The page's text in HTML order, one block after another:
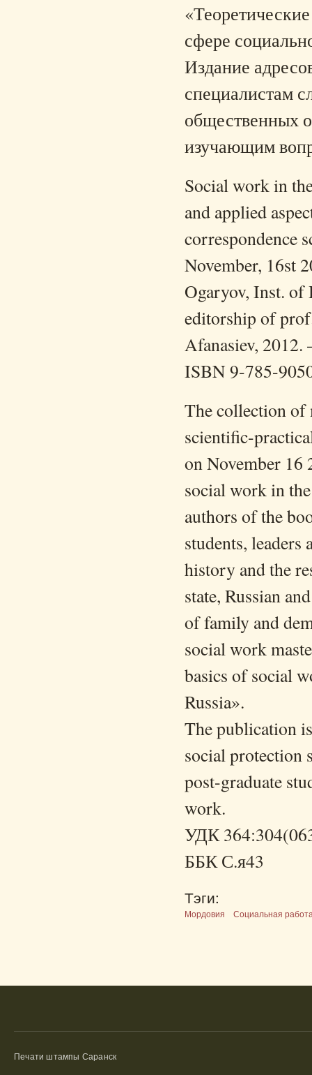
сфере
Издание
специалистам
общественных
изучающим
Social work in
and applied
correspondence
November, 16st
Ogaryov, Inst.
editorship of
Afanasiev,
ISBN 9-785-
The collection of
scientific-
on November 16
social work in
authors of the
students,
history and the
state, Russian
of family and
social work
basics of social
Russia».
The publication
social protection
post-graduate
work.
УДК
ББК С.я43
Тэги:
Мордовия Социальная
Печати штампы Саранск